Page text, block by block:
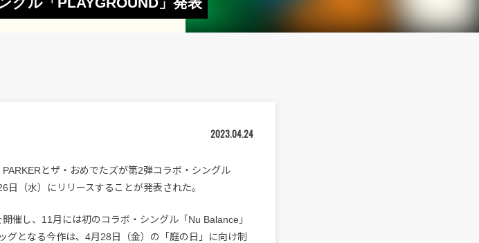
2023.04.24
とザ・おめでたズが第2弾コラボ・シングル
日（水）にリリースすることが発表された。
催し、11月には初のコラボ・シングル「Nu Balance」
グとなる今作は、4月28日（金）の「庭の日」に向け制